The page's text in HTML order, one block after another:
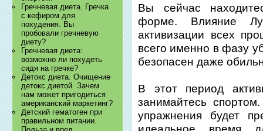
Гречневая диета. Гречка
с кефиром для
похудения. Вы
пробовали гречневую
диету?
Гречневая диета:
возможно ли похудеть
сидя на гречке?
Детокс диета. Очищение
детокс диетой. Зачем
нам может пригодиться
американский маркетинг?
Детский гематоген при
правильном питании.
Вы сейчас
форме. Влияние
активизации всех
всего именно в фазу
безопасен даже
В этот период
занимайтесь
упражнения будет